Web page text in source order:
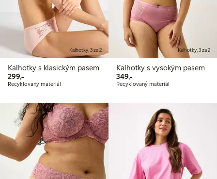
Kalhotky, 3 za 2
Kalhotky s klasickým pasem
299,-299,00 Kč
Recyklovaný materiál
Kalhotky, 3 za 2
Kalhotky s vysokým pasem
349,-349,00 Kč
Recyklovaný materiál